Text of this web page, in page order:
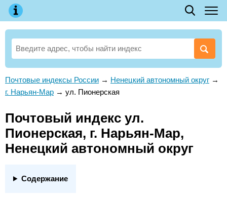
Почтовые индексы России → Ненецкий автономный округ →
г. Нарьян-Мар → ул. Пионерская
Почтовый индекс ул.
Пионерская, г. Нарьян-Мар,
Ненецкий автономный округ
Содержание